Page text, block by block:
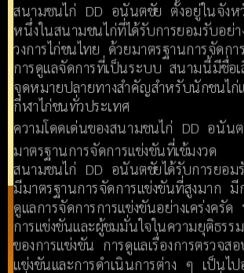
สนามชนไก่ DD อนันตชัย ตั้งอยู่ในจัง
หนึ่งในสนามชนไก่ที่ได้รับการยอมรับอย่า
วงการไก่ชนไทย ด้วยมาตรฐานการจัดกา
การดูแลจัดการที่เป็นระบบ สนามนี้มีชื่อเ
จุดหมายปลายทางสำคัญสำหรับนักชนไก่
กีฬาไก่ชนทั่วประเทศ
ความโดดเด่นของสนามชนไก่ DD อนัน
มาตรฐานการจัดการแข่งขันที่เข้มงวด
สนามชนไก่ DD อนันตชัยได้รับการยอม
มีมาตรฐานการจัดการแข่งขันที่สูงมาก มี
ดูแลการจัดการการแข่งขันอย่างเคร่งครัด
การแข่งขันและผู้ชมมั่นใจในความยุติธรรม
ของการแข่งขัน การดูแลเรื่องการตรวจส
แข่งขันและการดำเนินการต่าง ๆ เป็นไป